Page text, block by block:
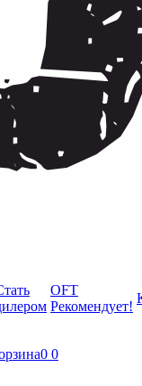
OFT
Рекомендует!
0 0